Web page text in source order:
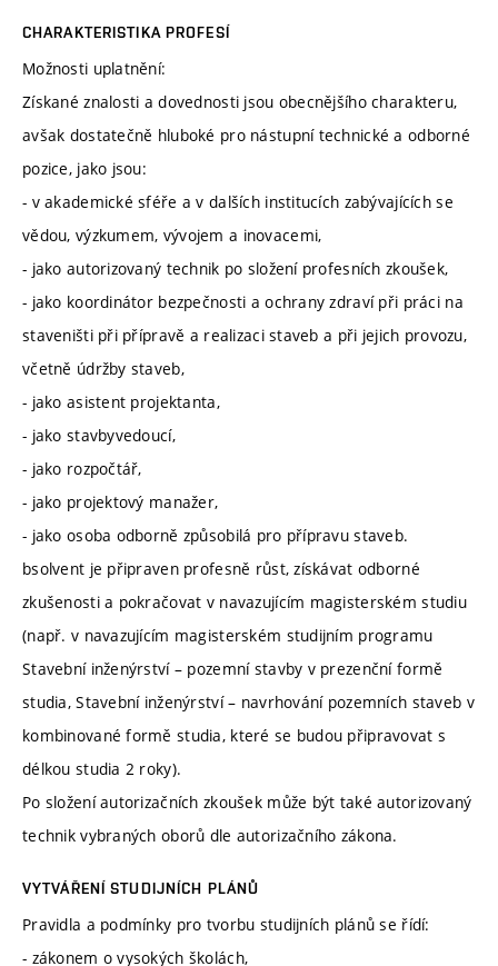
CHARAKTERISTIKA PROFESÍ
Možnosti uplatnění:
Získané znalosti a dovednosti jsou obecnějšího charakteru,
avšak dostatečně hluboké pro nástupní technické a odborné
pozice, jako jsou:
- v akademické sféře a v dalších institucích zabývajících se
vědou, výzkumem, vývojem a inovacemi,
- jako autorizovaný technik po složení profesních zkoušek,
- jako koordinátor bezpečnosti a ochrany zdraví při práci na
staveništi při přípravě a realizaci staveb a při jejich provozu,
včetně údržby staveb,
- jako asistent projektanta,
- jako stavbyvedoucí,
- jako rozpočtář,
- jako projektový manažer,
- jako osoba odborně způsobilá pro přípravu staveb.
bsolvent je připraven profesně růst, získávat odborné
zkušenosti a pokračovat v navazujícím magisterském studiu
(např. v navazujícím magisterském studijním programu
Stavební inženýrství – pozemní stavby v prezenční formě
studia, Stavební inženýrství – navrhování pozemních staveb v
kombinované formě studia, které se budou připravovat s
délkou studia 2 roky).
Po složení autorizačních zkoušek může být také autorizovaný
technik vybraných oborů dle autorizačního zákona.
VYTVÁŘENÍ STUDIJNÍCH PLÁNŮ
Pravidla a podmínky pro tvorbu studijních plánů se řídí:
- zákonem o vysokých školách,